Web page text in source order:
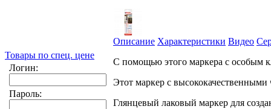
Товары по спец. цене
Логин:
Пароль:
Описание Характеристики Видео
С помощью этого маркера с особым
Этот маркер с
Глянцевый лаковый маркер для